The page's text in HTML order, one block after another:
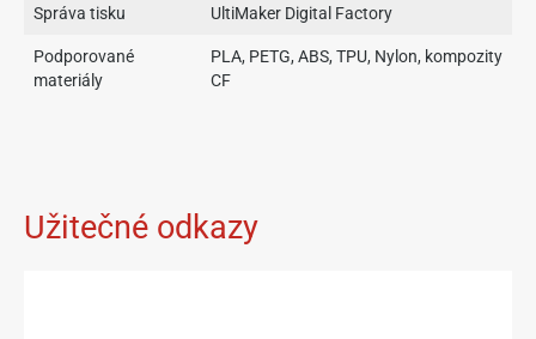
Správa tisku UltiMaker Digital Factory
Podporované
materiály
PLA, PETG, ABS, TPU, Nylon, kompozity
CF
Užitečné odkazy